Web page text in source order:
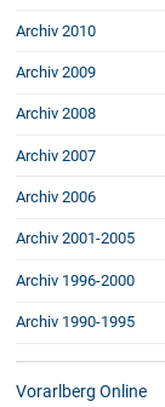
Archiv 2010
Archiv 2009
Archiv 2008
Archiv 2007
Archiv 2006
Archiv 2001-2005
Archiv 1996-2000
Archiv 1990-1995
Vorarlberg Online